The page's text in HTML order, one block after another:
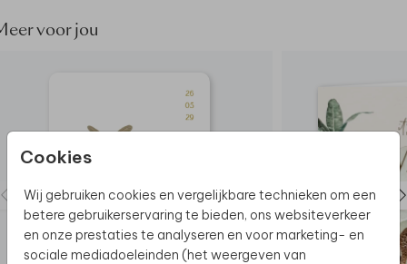
Cookies
Wij gebruiken cookies en vergelijkbare technieken om een
betere gebruikerservaring te bieden, ons websiteverkeer
en onze prestaties te analyseren en voor marketing- en
sociale mediadoeleinden (het weergeven van
Hoe kondig jij de geboorte van de kleine aan? Vraag
voor jou